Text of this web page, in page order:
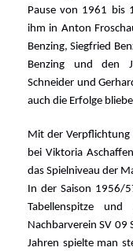
Pause von 1961 bis
ihm in Anton
Benzing, Siegfried
Benzing und den
Schneider und
auch die Erfolge
Mit der Verpflichtung
bei Viktoria
das Spielniveau der
In der Saison 1956/
Tabellenspitze
Nachbarverein SV
Jahren spielte man